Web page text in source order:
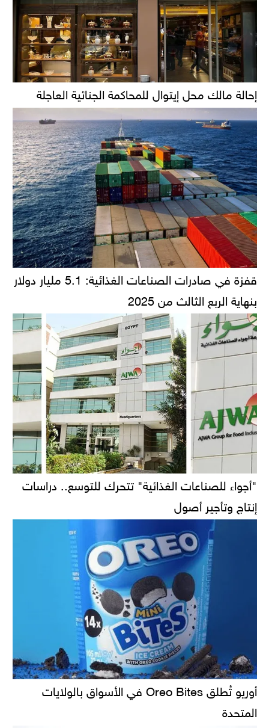
إحالة مالك محل إيتوال للمحاكمة الجنائية العاجلة
قفزة في صادرات الصناعات الغذائية: 5.1 مليار دولار
بنهاية الربع الثالث من 2025
"أجواء للصناعات الغذائية" تتحرك للتوسع.. دراسات
إنتاج وتأجير أصول
أوريو تُطلق Oreo Bites في الأسواق بالولايات
المتحدة